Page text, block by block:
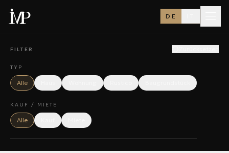
DE
FILTER
TYP
Alle
KAUF / MIETE
Alle